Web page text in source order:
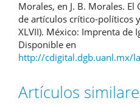
Morales, en J. B. Morales.
de artículos crítico-políticos
XLVII). México: Imprenta de
Disponible en
http://cdigital.dgb.uanl.mx/
Artículos